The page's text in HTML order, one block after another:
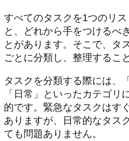
すべてのタスクを1つのリ
と、どれから手をつけるべ
とがあります。そこで、タ
ごとに分類し、整理するこ
タスクを分類する際には、
「日常」といったカテゴリ
的です。緊急なタスクはす
ありますが、日常的なタス
ても問題ありません。